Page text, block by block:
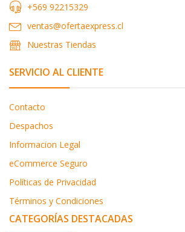
+569 92215329
ventas@ofertaexpress.cl
Nuestras Tiendas
SERVICIO AL CLIENTE
Contacto
Despachos
Informacion Legal
eCommerce Seguro
Políticas de Privacidad
Términos y Condiciones
CATEGORÍAS DESTACADAS